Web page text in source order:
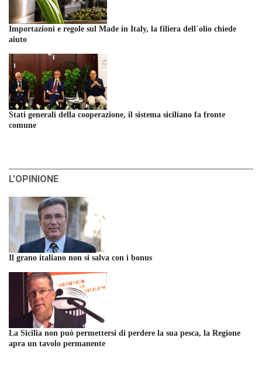
Importazioni e regole sul Made in Italy, la filiera dell´olio chiede
aiuto
Stati generali della cooperazione, il sistema siciliano fa fronte
comune
L'OPINIONE
Il grano italiano non si salva con i bonus
La Sicilia non può permettersi di perdere la sua pesca, la Regione
apra un tavolo permanente